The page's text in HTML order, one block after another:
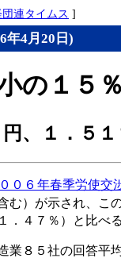
団連タイムス ]
年4月20日)
の１５
、１．５
０６年春季労使交
む）が示され、こ
．４７％）と比べ
業８５社の回答平